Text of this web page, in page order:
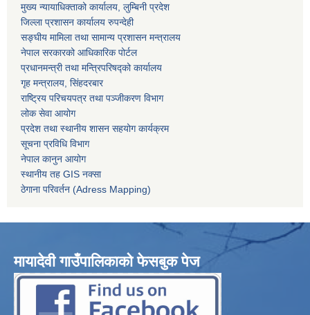
मुख्य न्यायाधिक्ताको कार्यालय, लुम्बिनी प्रदेश
जिल्ला प्रशासन कार्यालय रुपन्देही
सङ्घीय मामिला तथा सामान्य प्रशासन मन्त्रालय
नेपाल सरकारको आधिकारिक पोर्टल
प्रधानमन्त्री तथा मन्त्रिपरिषद्को कार्यालय
गृह मन्त्रालय, सिंहदरबार
राष्ट्रिय परिचयपत्र तथा पञ्जीकरण विभाग
लोक सेवा आयोग
प्रदेश तथा स्थानीय शासन सहयोग कार्यक्रम
सूचना प्रविधि विभाग
नेपाल कानुन आयोग
स्थानीय तह GIS नक्सा
ठेगाना परिवर्तन (Adress Mapping)
मायादेवी गाउँपालिकाको फेसबुक पेज